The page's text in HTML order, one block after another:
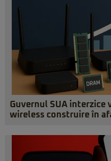
Guvernul SUA interzice
wireless construire în